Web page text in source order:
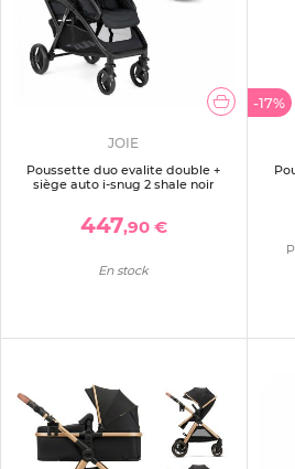
JOIE
Poussette duo evalite double +
siège auto i-snug 2 shale noir
447,90 €
En stock
-17%